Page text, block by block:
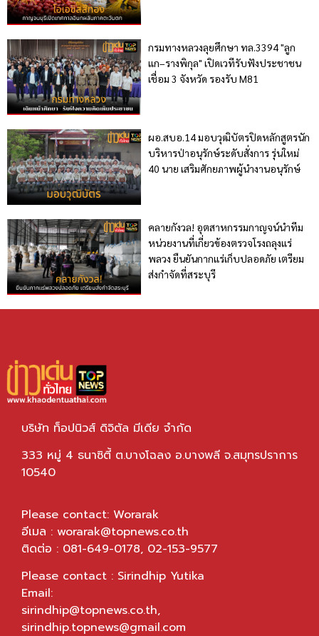
กรมทางหลวงลุยศึกษา ทล.3394 "ลูก
แก–รางพิกุล" เปิดเวทีรับฟังประชาชน
เชื่อม 3 จังหวัด รองรับ M81
ผอ.สบอ.14 มอบวุฒิบัตรปิดหลักสูตรนัก
บริหารป่าอนุรักษ์ระดับสั่งการ รุ่นใหม่
40 นาย เสริมศักยภาพผู้นำงานอนุรักษ์
คลายกังวล! อุตสาหกรรมกาญจน์นำทีม
หน่วยงานที่เกี่ยวข้องตรวจโรงถลุงแร่
พลวง ยืนยันกากแร่เก็บปลอดภัย เตรียม
ส่งกำจัดที่สระบุรี
บริษัท ท็อปนิวส์ ดิจิตัล มีเดีย จำกัด
333 หมู่ 4 ธนาซิตี้ ต.บางโฉลง อ.บางพลี จ.สมุทรปราการ
10540
Please contact: Worarak
อีเมล : worarak@topnews.co.th
ติดต่อ : 081-649-0178, 02-153-9577
Please contact : Sirindhip Yutika
Email:
sirindhip@topnews.co.th,
sirindhip.topnews@gmail.com